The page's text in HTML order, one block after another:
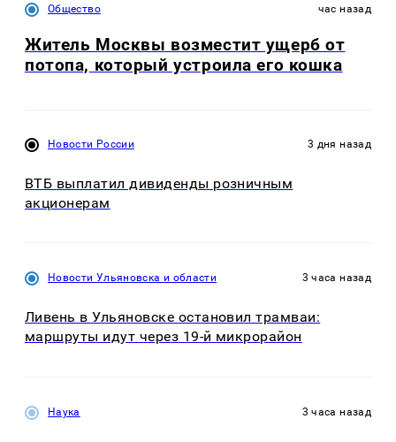
Общество час назад
Житель Москвы возместит ущерб от
потопа, который устроила его кошка
Новости России 3 дня назад
ВТБ выплатил дивиденды розничным
акционерам
Новости Ульяновска и области 3 часа назад
Ливень в Ульяновске остановил трамваи:
маршруты идут через 19-й микрорайон
Наука 3 часа назад